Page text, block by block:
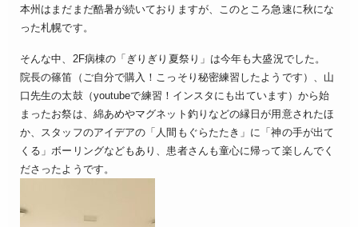
本州はまだまだ酷暑が続いておりますが、このところ急速に秋にな
った札幌です。
そんな中、2F病棟の「ぎりぎり夏祭り」は今年も大盛況でした。
院長の篠笛（ご自分で購入！こっそり秘密練習したようです）、山
口先生の太鼓（youtubeで練習！インスタにも出ています）から始
まったお祭は、綿あめやマグネット釣りなどの縁日が用意されたほ
か、スタッフのアイデアの「人間もぐらたたき」に「神の手が出て
くる」ボーリングなどもあり、患者さんも童心に帰って楽しんでく
ださったようです。